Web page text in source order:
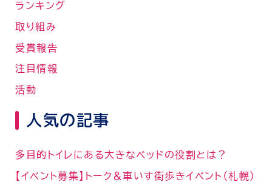
ランキング
取り組み
受賞報告
注目情報
活動
人気の記事
多目的トイレにある大きなベッドの役割とは？
【イベント募集】トーク＆車いす街歩きイベント（札幌）